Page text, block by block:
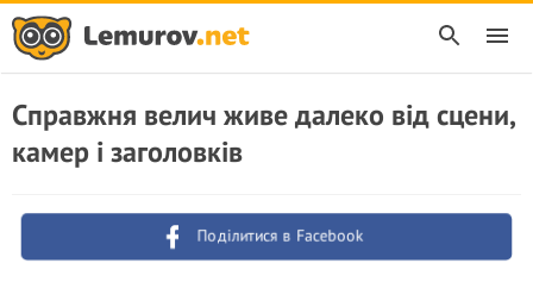
Справжня велич живе далеко від сцени,
камер і заголовків
Поділитися в Facebook